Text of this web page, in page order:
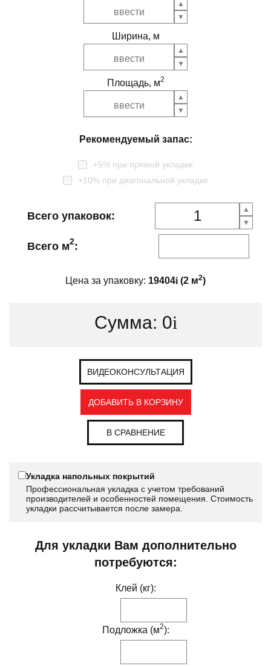
Ширина, м
Площадь, м2
Рекомендуемый запас:
+5% при прямой укладке
+10% при диагональной укладке
Всего упаковок:
Всего м2:
Цена за упаковку: 19404i (2 м2)
Сумма: 0i
ВИДЕОКОНСУЛЬТАЦИЯ
ДОБАВИТЬ В КОРЗИНУ
В СРАВНЕНИЕ
Укладка напольных покрытий
Профессиональная укладка с учетом требований
производителей и особенностей помещения. Стоимость
укладки рассчитывается после замера.
Для укладки Вам дополнительно
потребуются:
Клей (кг):
Подложка (м2):